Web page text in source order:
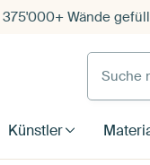
375'000+ Wände
Suche
Künstler